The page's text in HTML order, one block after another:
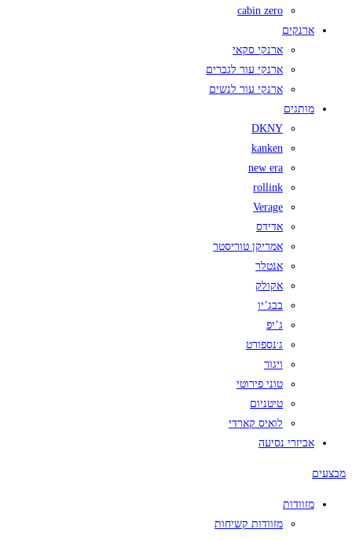
cabin zero
ארנקים
ארנקי סקאי
ארנקי עור לגברים
ארנקי עור לנשים
מותגים
DKNY
kanken
new era
rollink
Verage
אדידס
אמריקן טוריסטר
אנטלר
אקולק
בבג’יו
ג’יפ
ג׳נספורט
ויגור
טוני פירוטי
טיטניום
לואיס קארדי
אביזרי נסיעה
מבצעים
מזוודות
מזוודות קשיחות